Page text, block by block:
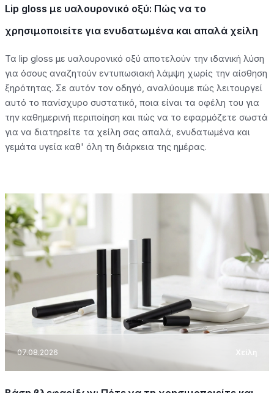
Lip gloss με υαλουρονικό οξύ: Πώς να το
χρησιμοποιείτε για ενυδατωμένα και απαλά χείλη
Τα lip gloss με υαλουρονικό οξύ αποτελούν την ιδανική λύση
για όσους αναζητούν εντυπωσιακή λάμψη χωρίς την αίσθηση
ξηρότητας. Σε αυτόν τον οδηγό, αναλύουμε πώς λειτουργεί
αυτό το πανίσχυρο συστατικό, ποια είναι τα οφέλη του για
την καθημερινή περιποίηση και πώς να το εφαρμόζετε σωστά
για να διατηρείτε τα χείλη σας απαλά, ενυδατωμένα και
γεμάτα υγεία καθ' όλη τη διάρκεια της ημέρας.
07.08.2026 Χείλη